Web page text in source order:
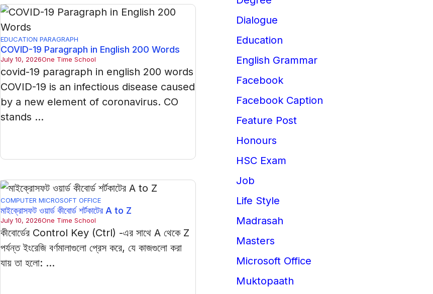
EDUCATION PARAGRAPH
COVID-19 Paragraph in English 200 Words
July 10, 2026One Time School
covid-19 paragraph in english 200 words
COVID-19 is an infectious disease caused
by a new element of coronavirus. CO
stands ...
COMPUTER MICROSOFT OFFICE
মাইক্রোসফট ওয়ার্ড কীবোর্ড শর্টকাটের A to Z
July 10, 2026One Time School
কীবোর্ডের Control Key (Ctrl) -এর সাথে A থেকে Z
পর্যন্ত ইংরেজি বর্ণমালাগুলো প্রেস করে, যে কাজগুলো করা
যায় তা হলো: ...
Dialogue
Education
English Grammar
Facebook
Facebook Caption
Feature Post
Honours
HSC Exam
Job
Life Style
Madrasah
Masters
Microsoft Office
Muktopaath